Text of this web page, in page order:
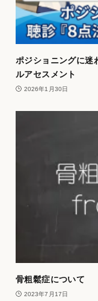
ポジショニングに
ルアセスメント
2026年1月30日
骨粗鬆症について
2023年7月17日